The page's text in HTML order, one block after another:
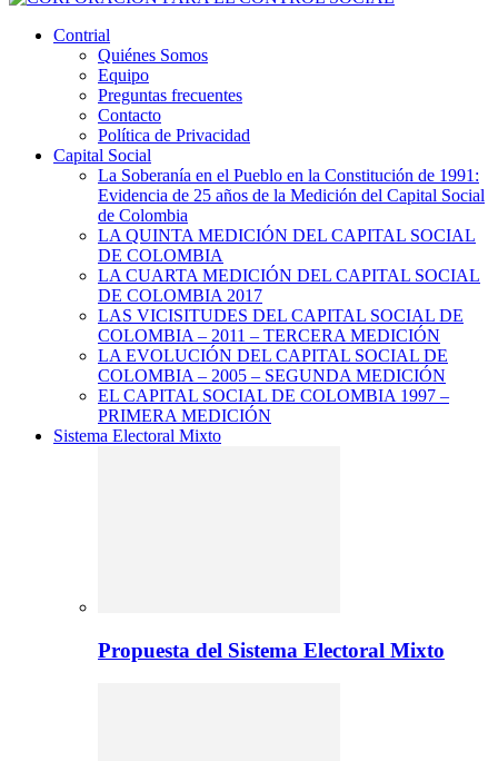
Contrial
Quiénes Somos
Equipo
Preguntas frecuentes
Contacto
Política de Privacidad
Capital Social
La Soberanía en el Pueblo en la Constitución de 1991:
Evidencia de 25 años de la Medición del Capital Social
de Colombia
LA QUINTA MEDICIÓN DEL CAPITAL SOCIAL
DE COLOMBIA
LA CUARTA MEDICIÓN DEL CAPITAL SOCIAL
DE COLOMBIA 2017
LAS VICISITUDES DEL CAPITAL SOCIAL DE
COLOMBIA – 2011 – TERCERA MEDICIÓN
LA EVOLUCIÓN DEL CAPITAL SOCIAL DE
COLOMBIA – 2005 – SEGUNDA MEDICIÓN
EL CAPITAL SOCIAL DE COLOMBIA 1997 –
PRIMERA MEDICIÓN
Sistema Electoral Mixto
Propuesta del Sistema Electoral Mixto